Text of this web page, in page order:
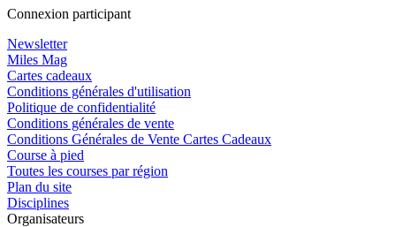
Connexion participant
Newsletter
Miles Mag
Cartes cadeaux
Conditions générales d'utilisation
Politique de confidentialité
Conditions générales de vente
Conditions Générales de Vente Cartes Cadeaux
Course à pied
Toutes les courses par région
Plan du site
Disciplines
Organisateurs